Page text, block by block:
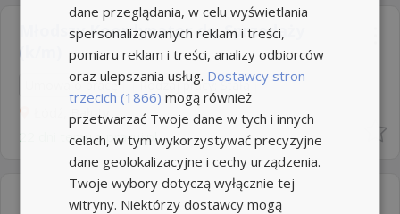
Młodszy Koordynator ds. Sprzedaży
(k/m)
Umowa o pracę Rodzaj pracy: Stała
Łódź, Bałuty
22 dni temu z pracuj.pl
dane przeglądania, w celu wyświetlania
spersonalizowanych reklam i treści,
pomiaru reklam i treści, analizy odbiorców
oraz ulepszania usług. Dostawcy stron
trzecich (1866) mogą również
przetwarzać Twoje dane w tych i innych
celach, w tym wykorzystywać precyzyjne
dane geolokalizacyjne i cechy urządzenia.
Twoje wybory dotyczą wyłącznie tej
witryny. Niektórzy dostawcy mogą